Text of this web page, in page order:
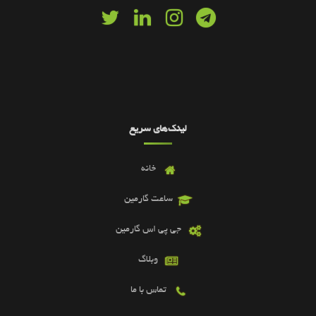
لینک‌های سریع
خانه
ساعت گارمین
جی پی اس گارمین
وبلاگ
تماس با ما